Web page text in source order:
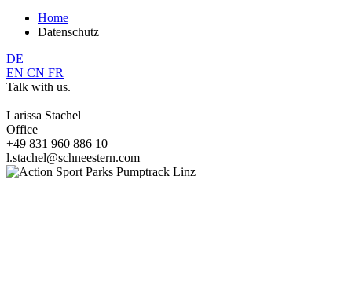
Home
Datenschutz
DE
EN CN FR
Talk with us.
Larissa Stachel
Office
+49 831 960 886 10
l.stachel@schneestern.com